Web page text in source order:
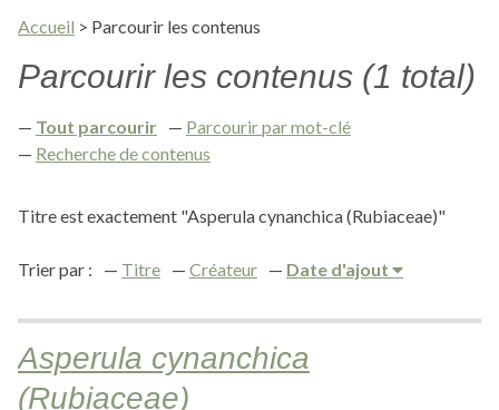
Accueil > Parcourir les contenus
Parcourir les contenus (1 total)
Tout parcourir
Parcourir par mot-clé
Recherche de contenus
Titre est exactement "Asperula cynanchica (Rubiaceae)"
Trier par : Titre Créateur Date d'ajout
Asperula cynanchica
(Rubiaceae)